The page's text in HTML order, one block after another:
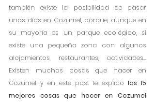
también existe la posibilidad de pasar
unos días en Cozumel, porque, aunque en
su mayoría es un parque ecológico, si
existe una pequeña zona con algunos
alojamientos, restaurantes, actividades…
Existen muchas cosas que hacer en
Cozumel y en este post te explico las 15